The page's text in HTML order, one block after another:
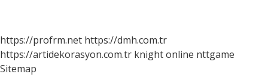
Gr
https://profrm.net https://dmh.com.tr
https://artidekorasyon.com.tr knight online nttgame
Sitemap